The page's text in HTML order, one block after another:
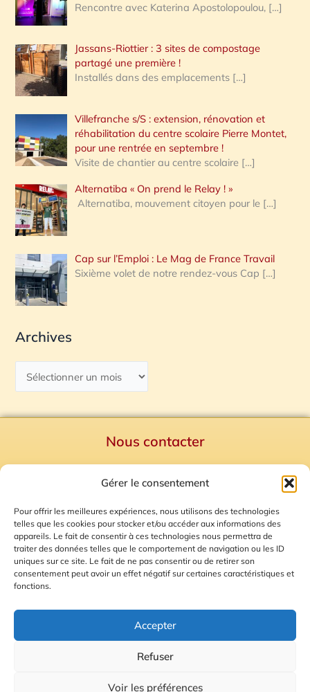
Gérer le consentement
Pour offrir les meilleures expériences, nous utilisons des technologies
telles que les cookies pour stocker et/ou accéder aux informations des
appareils. Le fait de consentir à ces technologies nous permettra de
traiter des données telles que le comportement de navigation ou les ID
uniques sur ce site. Le fait de ne pas consentir ou de retirer son
consentement peut avoir un effet négatif sur certaines caractéristiques et
fonctions.
Accepter
Refuser
Voir les préférences
Rencontre avec Katerina Apostolopoulou, […]
Jassans-Riottier : 3 sites de compostage
partagé une première !
Installés dans des emplacements […]
Villefranche s/S : extension, rénovation et
réhabilitation du centre scolaire Pierre Montet,
pour une rentrée en septembre !
Visite de chantier au centre scolaire […]
Alternatiba « On prend le Relay ! »
Alternatiba, mouvement citoyen pour le […]
Cap sur l’Emploi : Le Mag de France Travail
Sixième volet de notre rendez-vous Cap […]
Archives
Nous contacter
Mentions Légales
Plan du site
Gestion des Cookies
© 2026 Radio Calade